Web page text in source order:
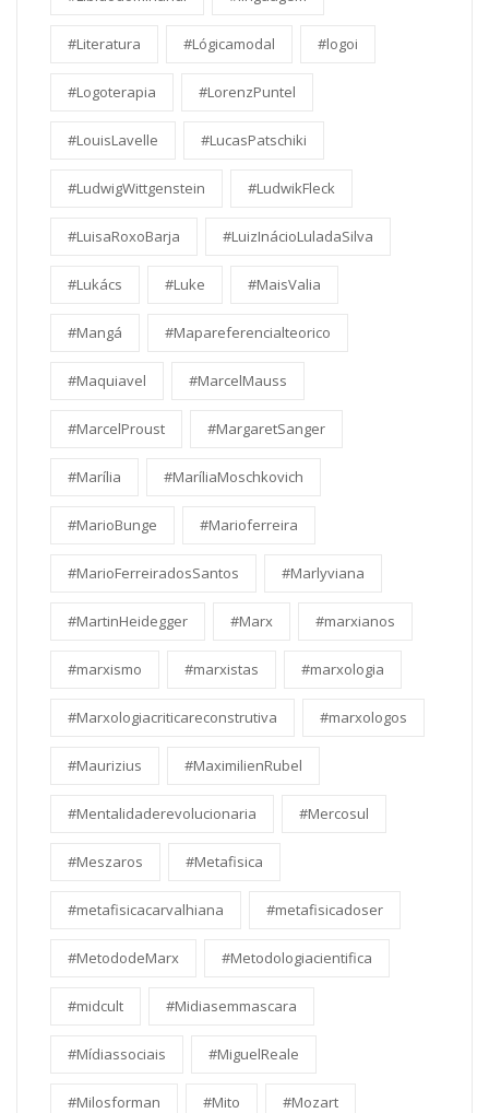
#Literatura #Lógicamodal #logoi
#Logoterapia #LorenzPuntel
#LouisLavelle #LucasPatschiki
#LudwigWittgenstein #LudwikFleck
#LuisaRoxoBarja #LuizInácioLuladaSilva
#Lukács #Luke #MaisValia
#Mangá #Mapareferencialteorico
#Maquiavel #MarcelMauss
#MarcelProust #MargaretSanger
#Marília #MaríliaMoschkovich
#MarioBunge #Marioferreira
#MarioFerreiradosSantos #Marlyviana
#MartinHeidegger #Marx #marxianos
#marxismo #marxistas #marxologia
#Marxologiacriticareconstrutiva #marxologos
#Maurizius #MaximilienRubel
#Mentalidaderevolucionaria #Mercosul
#Meszaros #Metafisica
#metafisicacarvalhiana #metafisicadoser
#MetododeMarx #Metodologiacientifica
#midcult #Midiasemmascara
#Mídiassociais #MiguelReale
#Milosforman #Mito #Mozart